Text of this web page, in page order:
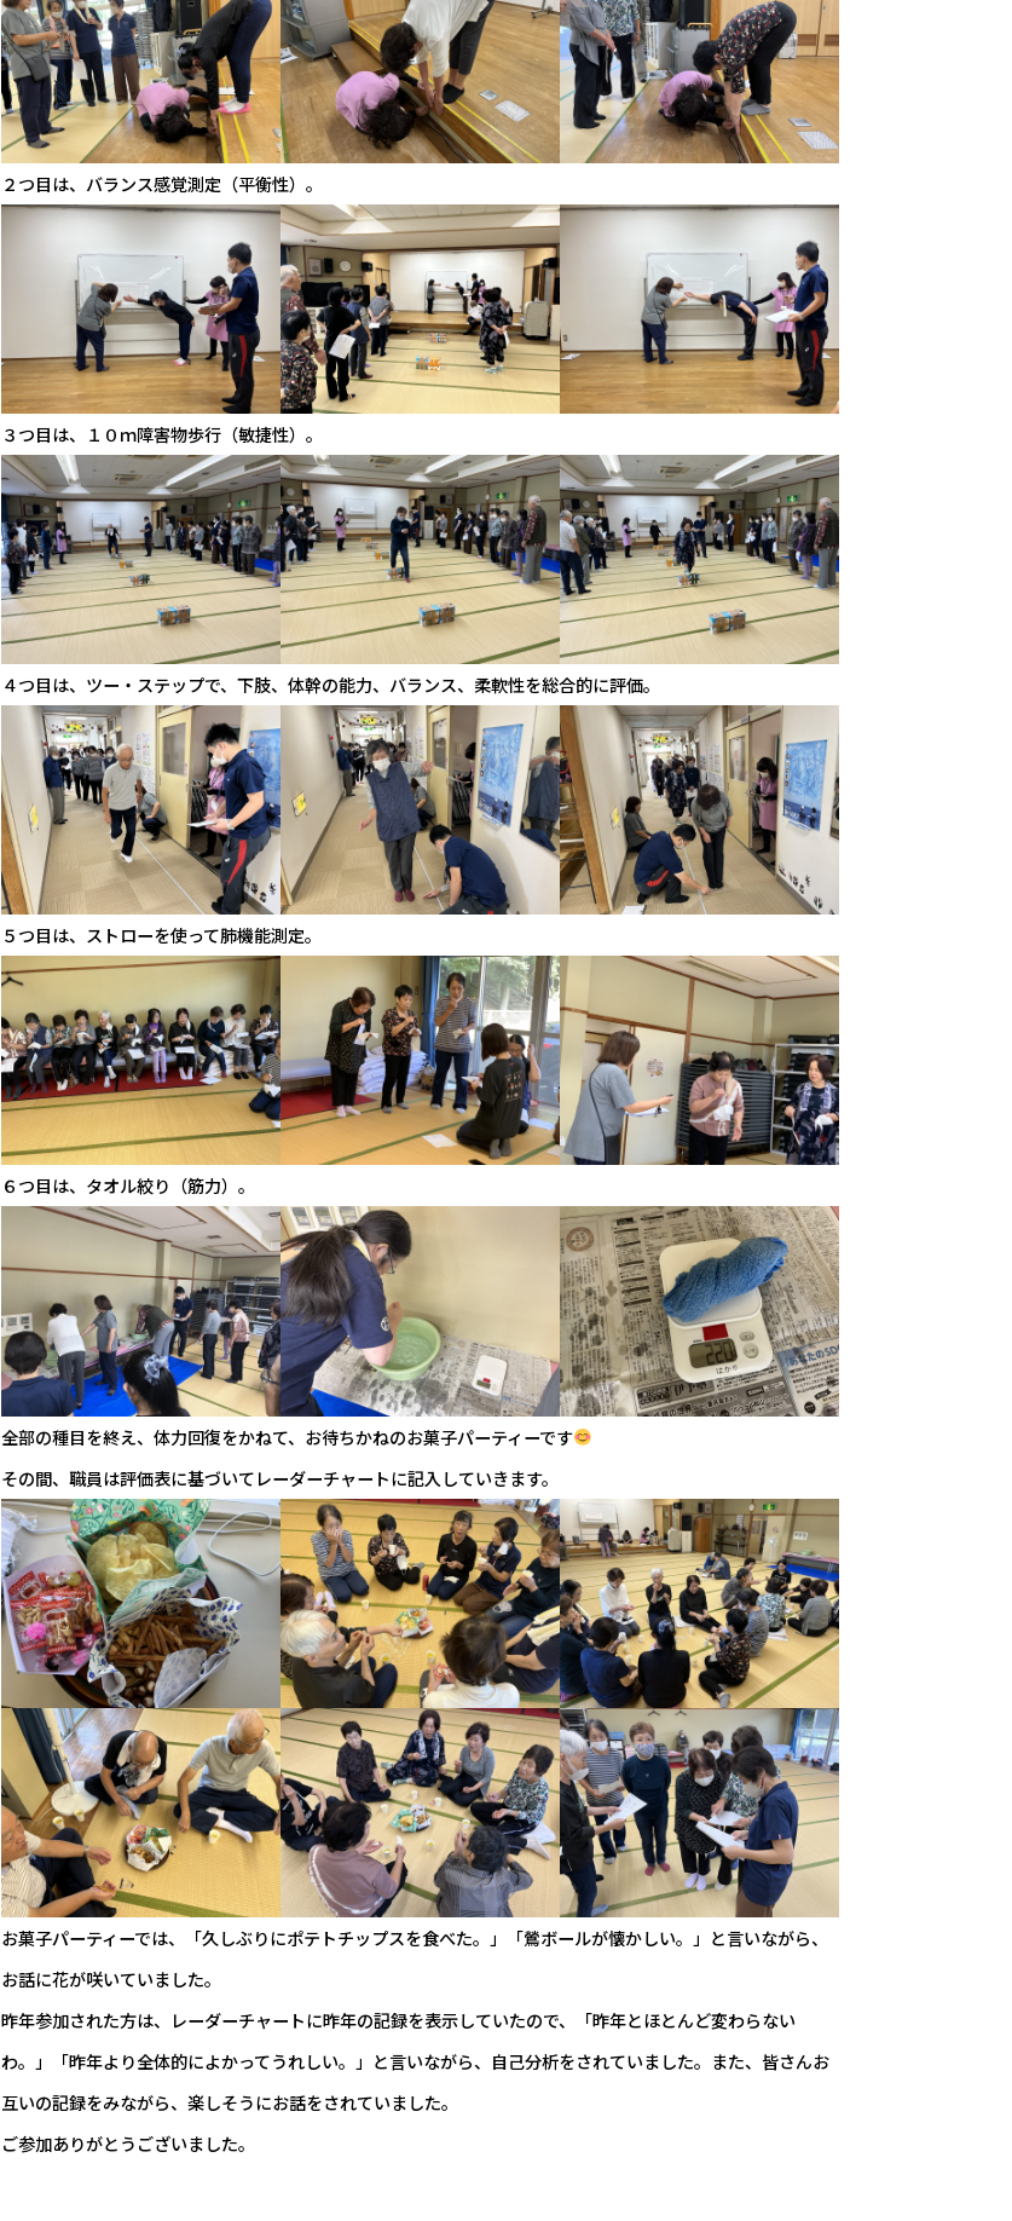
２つ目は、バランス感覚測定（平衡性）。
３つ目は、１０ｍ障害物歩行（敏捷性）。
４つ目は、ツー・ステップで、下肢、体幹の能力、バランス、柔軟性を総合的に評価。
５つ目は、ストローを使って肺機能測定。
６つ目は、タオル絞り（筋力）。
全部の種目を終え、体力回復をかねて、お待ちかねのお菓子パーティーです
その間、職員は評価表に基づいてレーダーチャートに記入していきます。
お菓子パーティーでは、「久しぶりにポテトチップスを食べた。」「鶯ボールが懐かしい。」と言いながら、
お話に花が咲いていました。
昨年参加された方は、レーダーチャートに昨年の記録を表示していたので、「昨年とほとんど変わらない
わ。」「昨年より全体的によかってうれしい。」と言いながら、自己分析をされていました。また、皆さんお
互いの記録をみながら、楽しそうにお話をされていました。
ご参加ありがとうございました。